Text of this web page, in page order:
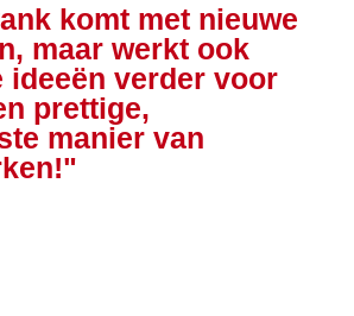
komt met nieuwe
maar werkt ook
ideeën verder voor
prettige,
manier van